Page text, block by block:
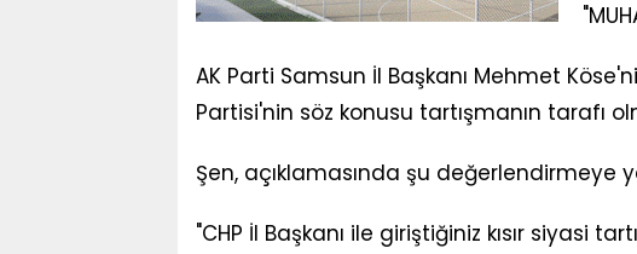
AK Parti Samsun İl Başkanı Mehmet
Partisi'nin söz konusu tartışmanın tarafı
Şen, açıklamasında şu değerlendirmeye
"CHP İl Başkanı ile giriştiğiniz kısır siyasi